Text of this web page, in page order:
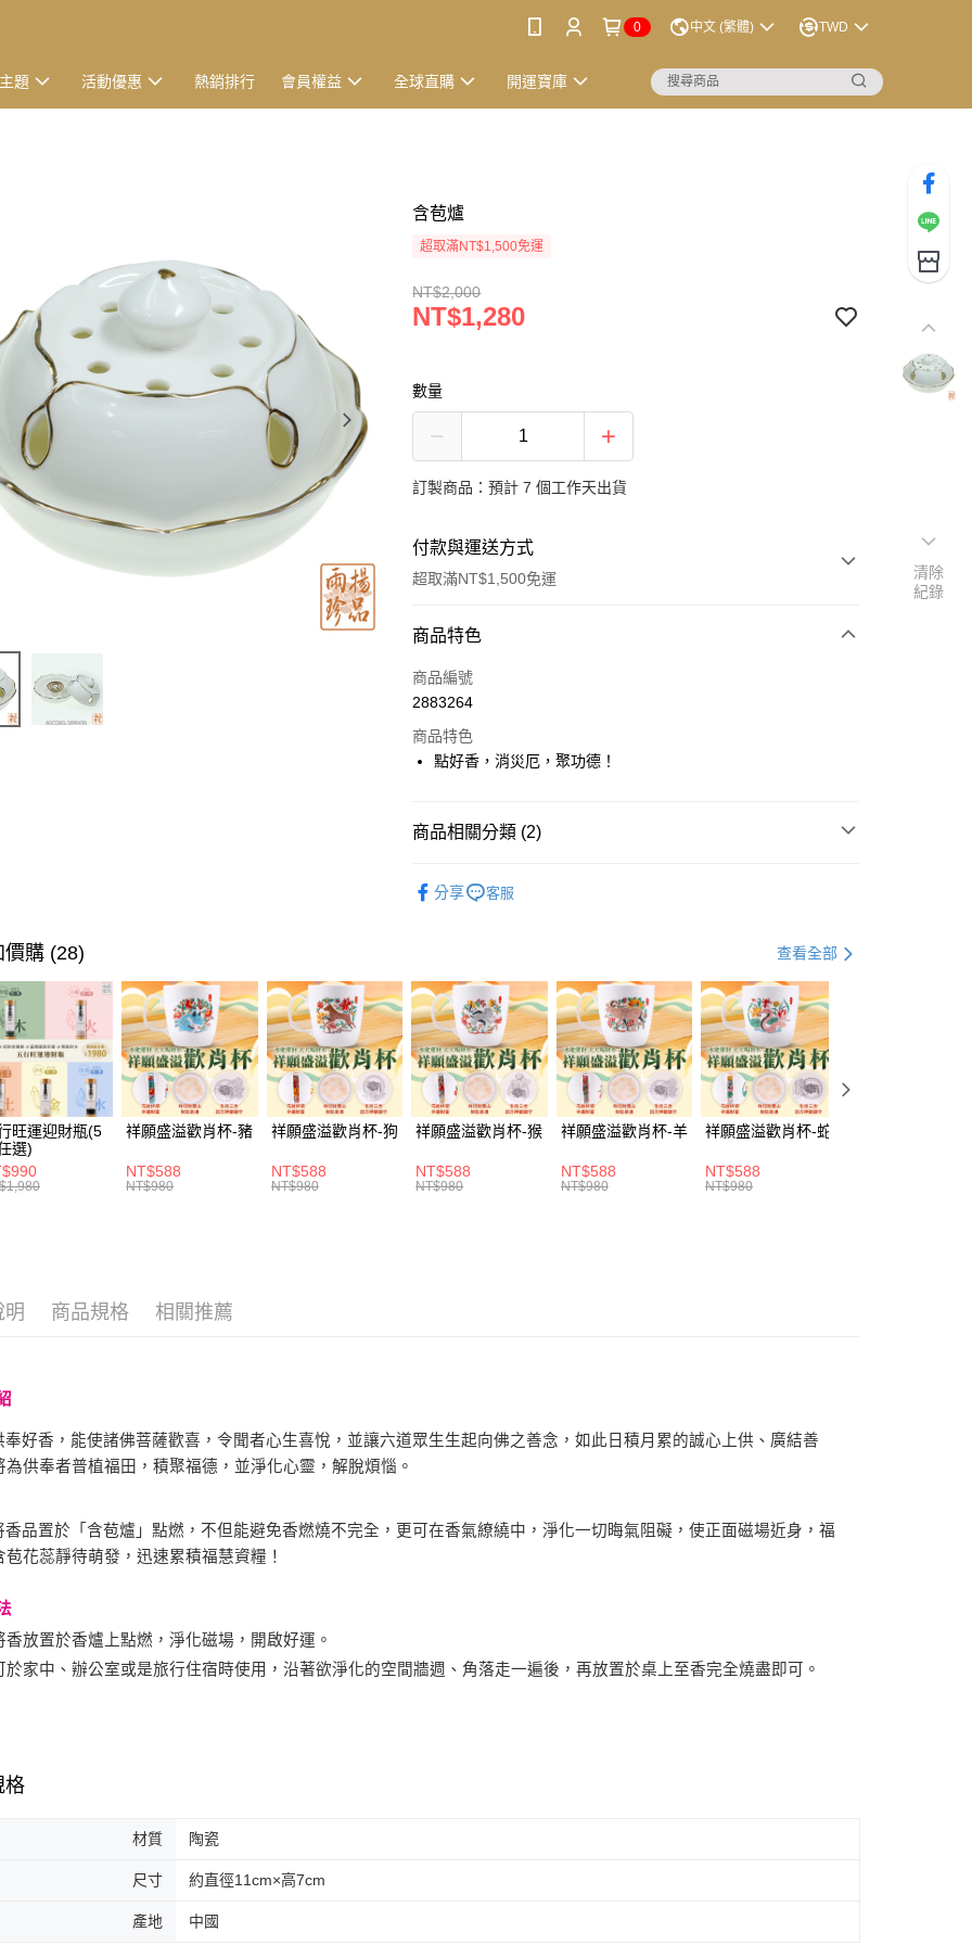
0 中文 (繁體) TWD
題 活動優惠 熱銷排行 會員權益 全球直購 開運寶庫
含苞爐
超取滿NT$1,500免運
NT$2,000
NT$1,280
數量
訂製商品：預計 7 個工作天出貨
付款與運送方式
超取滿NT$1,500免運
付款方式
信用卡一次付款
Apple Pay
悠遊付
1.本服務由台灣大哥大提供，台灣大哥大用戶可立即使用無須另外申請。
2.付款方式選擇「大哥付你分期」，訂單成立後會自動跳轉到大哥付的交易
流程，驗證手機門號後，選擇欲分期的期數、繳款截止日，確認付款後即
完成交易。
3.實際核准額度、可分期數及費用金額請依後續交易確認頁面所載為準。
4.訂單成立30分鐘內，如未前往確認交易或遇審核未通過，訂單將自動取
消。如遇「轉專審核」未通過狀況，表示未達大哥付你分期系統評分，恕
無法說明評估內容。
【繳款方式說明】
醒簡訊。
2.透過簡訊連結打開帳單後，可選擇「超商條碼／台灣大直營門市／銀行轉
ATM付款
運送方式
付款後全家取貨(訂單門檻$4000以下)
每筆NT$120，滿NT$1,500(含以上)免運費
每筆NT$120，滿NT$1,500(含以上)免運費
商品特色
商品編號
2883264
商品特色
點好香，消災厄，聚功德！
商品相關分類 (2)
分享 客服
價購 (28) 查看全部
旺運迎財瓶(5
選)
祥願盛溢歡肖杯-豬
NT$588
NT$980
祥願盛溢歡肖杯-狗
NT$588
NT$980
祥願盛溢歡肖杯-猴
NT$588
NT$980
祥願盛溢歡肖杯-羊
NT$588
NT$980
祥願盛溢歡肖杯-蛇
NT$588
NT$980
明 商品規格 相關推薦
奉好香，能使諸佛菩薩歡喜，令聞者心生喜悅，並讓六道眾生生起向佛之善念，如此日積月累的誠心上供、廣結善
為供奉者普植福田，積聚福德，並淨化心靈，解脫煩惱。
香品置於「含苞爐」點燃，不但能避免香燃燒不完全，更可在香氣繚繞中，淨化一切晦氣阻礙，使正面磁場近身，福
苞花蕊靜待萌發，迅速累積福慧資糧！
香放置於香爐上點燃，淨化磁場，開啟好運。
於家中、辦公室或是旅行住宿時使用，沿著欲淨化的空間牆週、角落走一遍後，再放置於桌上至香完全燒盡即可。
格
材質 陶瓷
尺寸 約直徑11cm×高7cm
產地 中國
清除
紀錄